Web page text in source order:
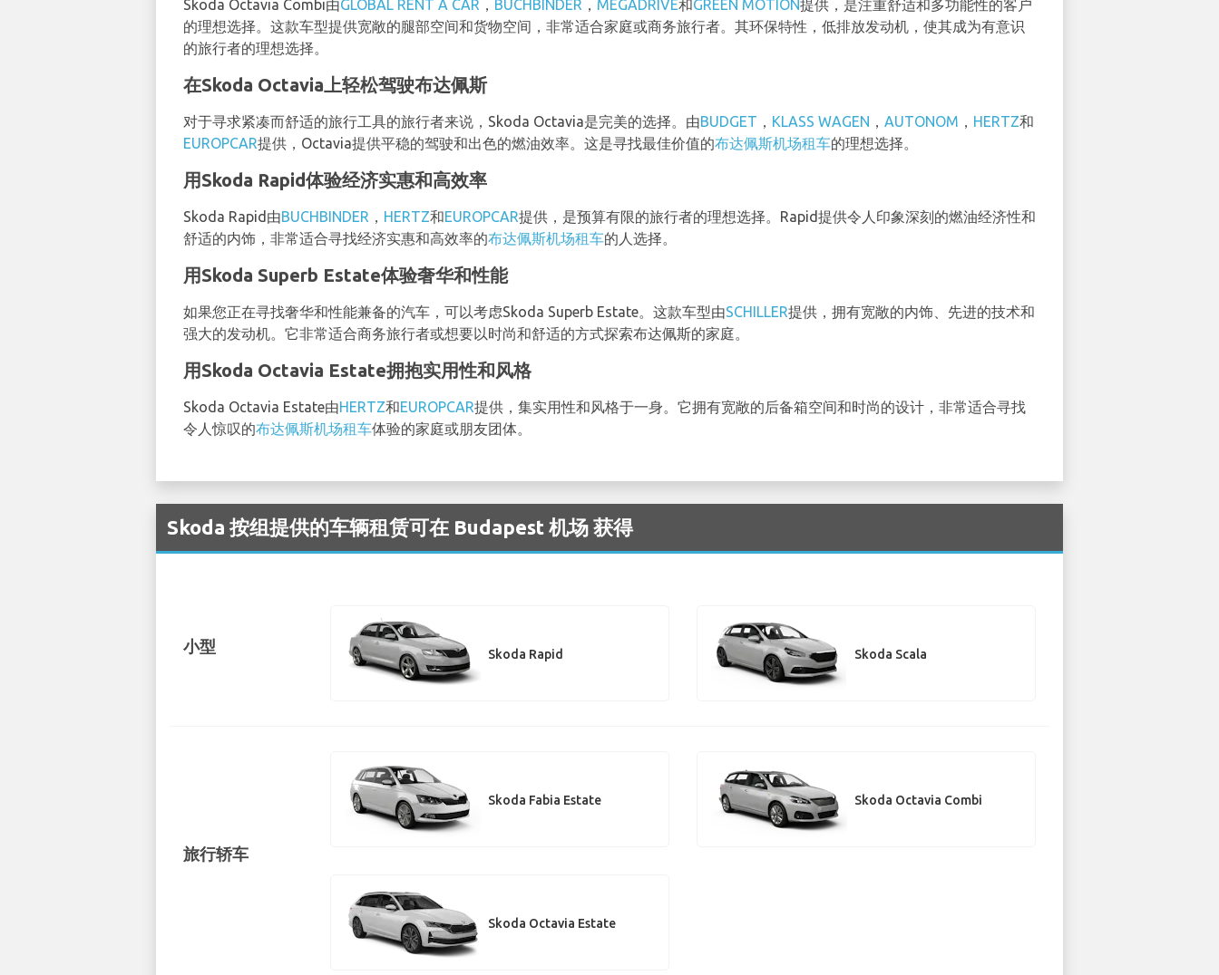
Skoda Octavia Combi由GLOBAL RENT A CAR ， BUCHBINDER ， MEGADRIVE和GREEN MOTION提供，是注重舒适和多功能性的客户
的理想选择。这款车型提供宽敞的腿部空间和货物空间，非常适合家庭或商务旅行者。其环保特性，低排放发动机，使其成为有意识
的旅行者的理想选择。
在Skoda Octavia上轻松驾驶布达佩斯
对于寻求紧凑而舒适的旅行工具的旅行者来说，Skoda Octavia是完美的选择。由BUDGET ， KLASS WAGEN ， AUTONOM ， HERTZ和
EUROPCAR提供，Octavia提供平稳的驾驶和出色的燃油效率。这是寻找最佳价值的布达佩斯机场租车的理想选择。
用Skoda Rapid体验经济实惠和高效率
Skoda Rapid由BUCHBINDER ， HERTZ和EUROPCAR提供，是预算有限的旅行者的理想选择。Rapid提供令人印象深刻的燃油经济性和
舒适的内饰，非常适合寻找经济实惠和高效率的布达佩斯机场租车的人选择。
用Skoda Superb Estate体验奢华和性能
如果您正在寻找奢华和性能兼备的汽车，可以考虑Skoda Superb Estate。这款车型由SCHILLER提供，拥有宽敞的内饰、先进的技术和
强大的发动机。它非常适合商务旅行者或想要以时尚和舒适的方式探索布达佩斯的家庭。
用Skoda Octavia Estate拥抱实用性和风格
Skoda Octavia Estate由HERTZ和EUROPCAR提供，集实用性和风格于一身。它拥有宽敞的后备箱空间和时尚的设计，非常适合寻找
令人惊叹的布达佩斯机场租车体验的家庭或朋友团体。
Skoda 按组提供的车辆租赁可在 Budapest 机场 获得
小型 Skoda Rapid Skoda Scala
旅行轿车
Skoda Fabia Estate Skoda Octavia Combi
Skoda Octavia Estate